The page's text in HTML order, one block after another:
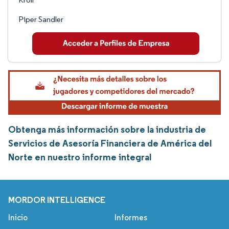
Piper Sandler
Obtenga más información sobre la industria de
Servicios de Asesoría Financiera de América del
Norte en nuestro informe integral
MORDOR INTELLIGENCE
Inicio Informes